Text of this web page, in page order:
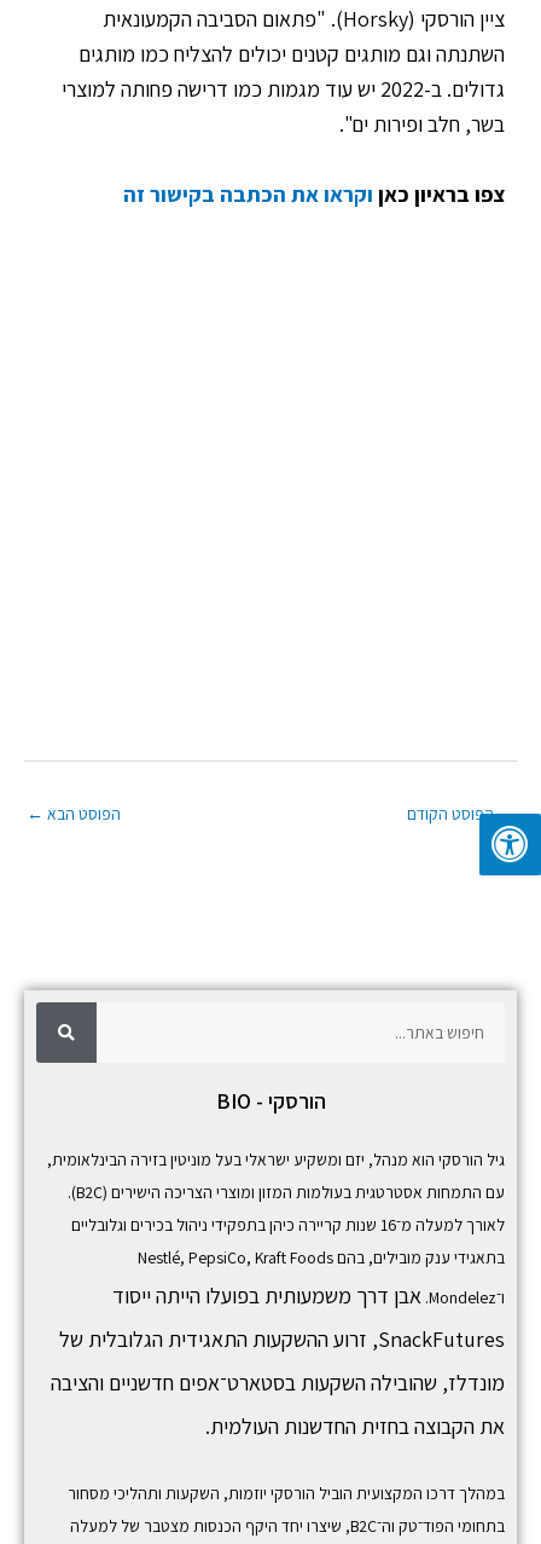
ציין הורסקי (Horsky). "פתאום הסביבה הקמעונאית
השתנתה וגם מותגים קטנים יכולים להצליח כמו מותגים
גדולים. ב-2022 יש עוד מגמות כמו דרישה פחותה למוצרי
בשר, חלב ופירות ים".
צפו בראיון כאן וקראו את הכתבה בקישור זה
→הפוסט הקודם הפוסט הבא ←
ח
י
פ
הורסקי - BIO
גיל הורסקי הוא מנהל, יזם ומשקיע ישראלי בעל מוניטין בזירה הבינלאומית,
עם התמחות אסטרטגית בעולמות המזון ומוצרי הצריכה הישירים (B2C).
לאורך למעלה מ־16 שנות קריירה כיהן בתפקידי ניהול בכירים וגלובליים
בתאגידי ענק מובילים, בהם
Nestlé, PepsiCo, Kraft Foods
ו־Mondelez
. אבן דרך משמעותית בפועלו הייתה ייסוד
SnackFutures, זרוע ההשקעות התאגידית הגלובלית של
מונדלז, שהובילה השקעות בסטארט־אפים חדשניים והציבה
את הקבוצה בחזית החדשנות העולמית.
במהלך דרכו המקצועית הוביל הורסקי יוזמות, השקעות ותהליכי מסחור
בתחומי הפוד־טק וה־B2C, שיצרו יחד היקף הכנסות מצטבר של למעלה